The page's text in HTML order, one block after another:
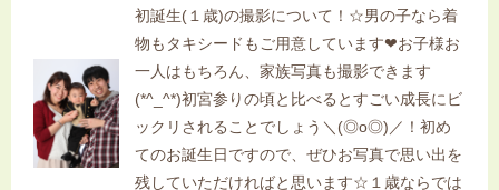
初誕生(１歳)の撮影について！☆男の子なら着
物もタキシードもご用意しています❤お子様お
一人はもちろん、家族写真も撮影できます
(*^_^*)初宮参りの頃と比べるとすごい成長にビ
ックリされることでしょう＼(◎o◎)／！初め
てのお誕生日ですので、ぜひお写真で思い出を
残していただければと思います☆１歳ならでは